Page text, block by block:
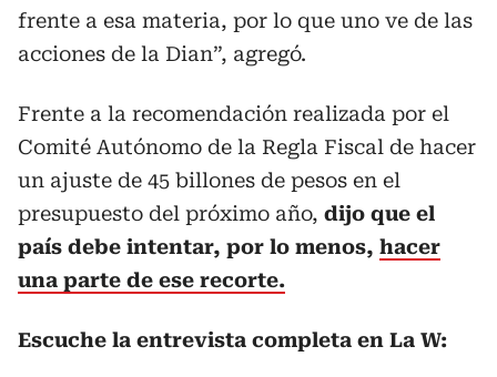
frente a esa materia, por lo que uno ve de las
acciones de la Dian”, agregó.
Frente a la recomendación realizada por el
Comité Autónomo de la Regla Fiscal de hacer
un ajuste de 45 billones de pesos en el
presupuesto del próximo año, dijo que el
país debe intentar, por lo menos, hacer
una parte de ese recorte.
Escuche la entrevista completa en La W: